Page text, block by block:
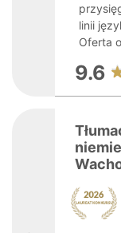
linii
Oferta
9.6